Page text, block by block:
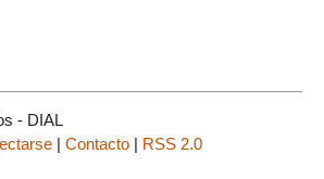
- DIAL
| Contacto | RSS 2.0